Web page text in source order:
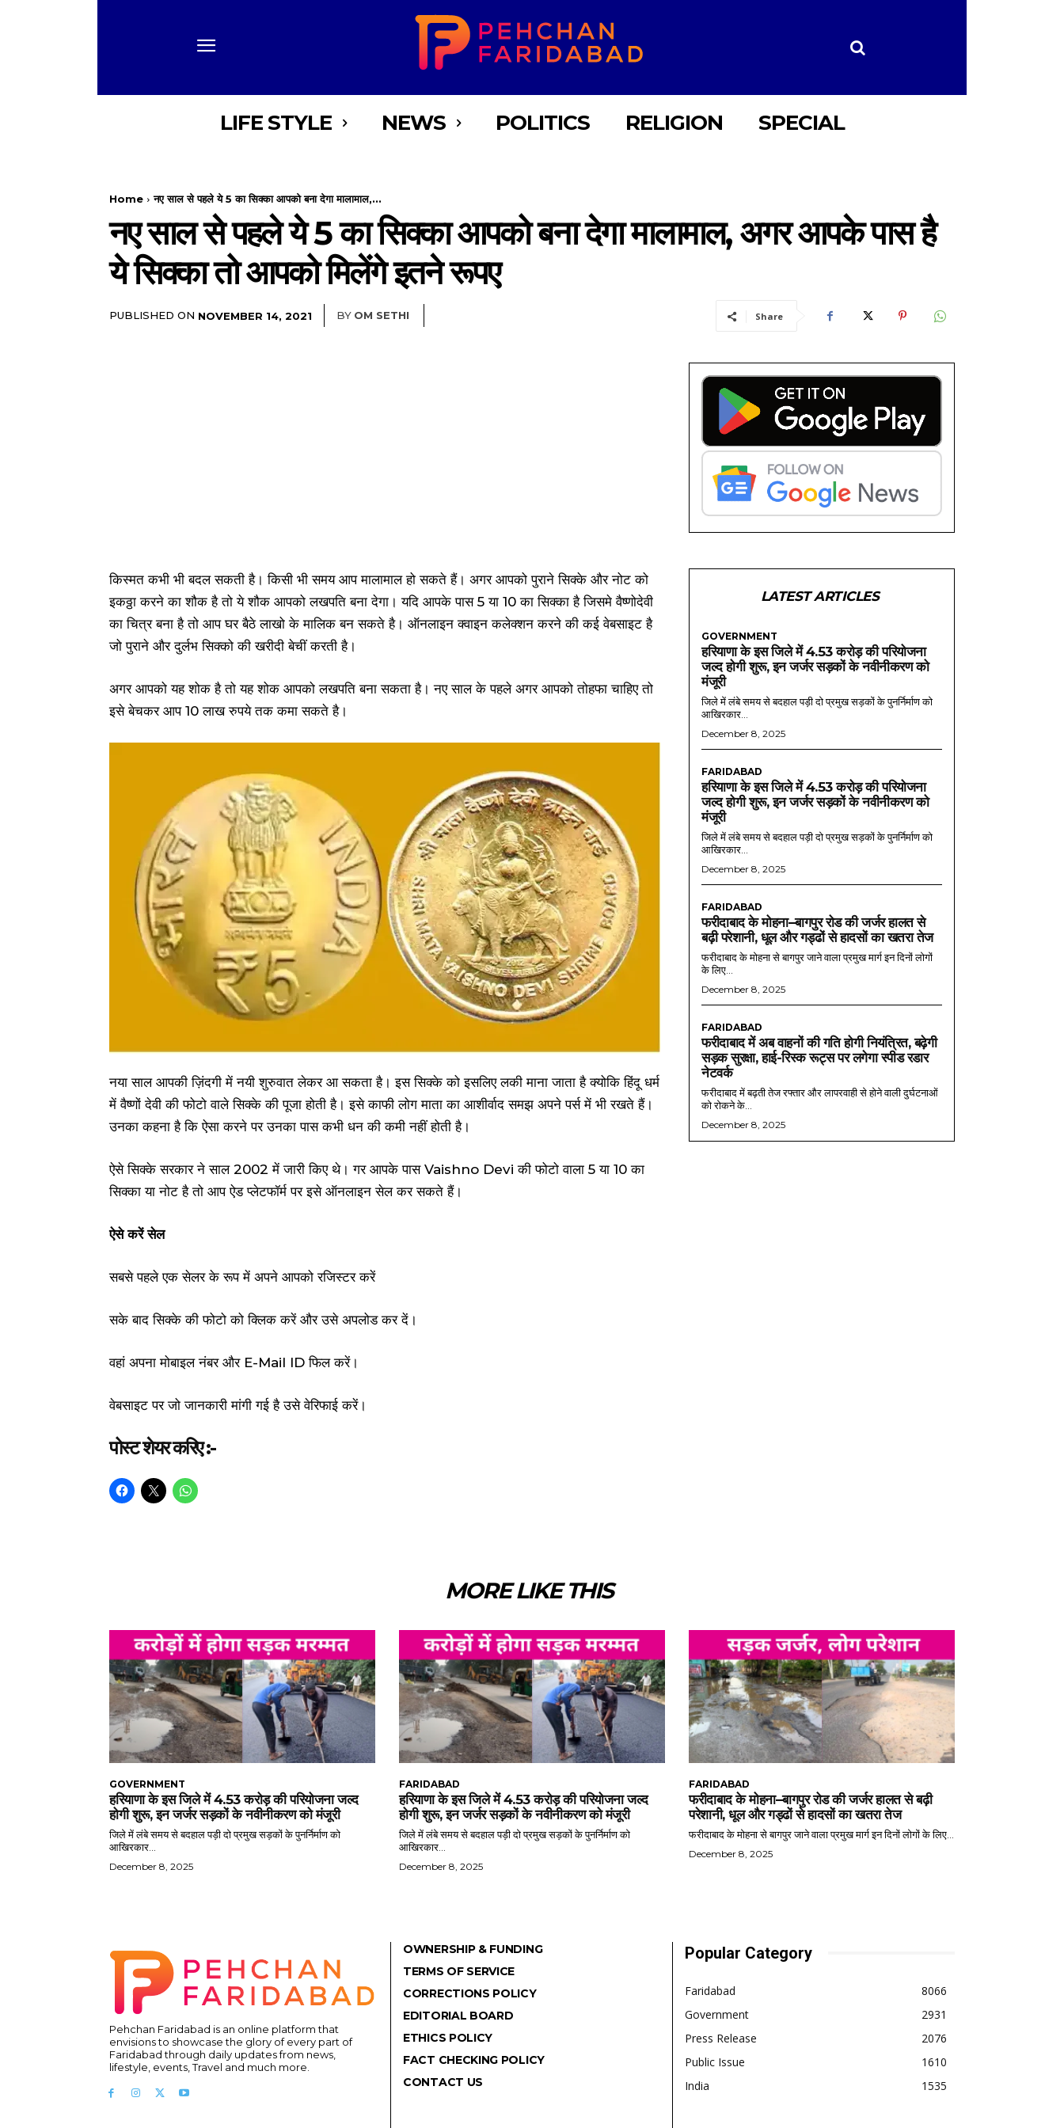
LIFE STYLE NEWS POLITICS RELIGION SPECIAL
Home नए साल से पहले ये 5 का सिक्का आपको बना देगा मालामाल,...
नए साल से पहले ये 5 का सिक्का आपको बना देगा मालामाल, अगर आपके पास है
ये सिक्का तो आपको मिलेंगे इतने रूपए
PUBLISHED ON NOVEMBER 14, 2021 BY OM SETHI Share
किस्मत कभी भी बदल सकती है। किसी भी समय आप मालामाल हो सकते हैं। अगर आपको पुराने सिक्के और नोट को
इकठ्ठा करने का शौक है तो ये शौक आपको लखपति बना देगा। यदि आपके पास 5 या 10 का सिक्का है जिसमे वैष्णोदेवी
का चित्र बना है तो आप घर बैठे लाखो के मालिक बन सकते है। ऑनलाइन क्वाइन कलेक्शन करने की कई वेबसाइट है
जो पुराने और दुर्लभ सिक्को की खरीदी बेचीं करती है।
अगर आपको यह शोक है तो यह शोक आपको लखपति बना सकता है। नए साल के पहले अगर आपको तोहफा चाहिए तो
इसे बेचकर आप 10 लाख रुपये तक कमा सकते है।
नया साल आपकी ज़िंदगी में नयी शुरुवात लेकर आ सकता है। इस सिक्के को इसलिए लकी माना जाता है क्योकि हिंदू धर्म
में वैष्णों देवी की फोटो वाले सिक्के की पूजा होती है। इसे काफी लोग माता का आशीर्वाद समझ अपने पर्स में भी रखते हैं।
उनका कहना है कि ऐसा करने पर उनका पास कभी धन की कमी नहीं होती है।
ऐसे सिक्के सरकार ने साल 2002 में जारी किए थे। गर आपके पास Vaishno Devi की फोटो वाला 5 या 10 का
सिक्का या नोट है तो आप ऐड प्लेटफॉर्म पर इसे ऑनलाइन सेल कर सकते हैं।
ऐसे करें सेल
सबसे पहले एक सेलर के रूप में अपने आपको रजिस्टर करें
सके बाद सिक्के की फोटो को क्लिक करें और उसे अपलोड कर दें।
वहां अपना मोबाइल नंबर और E-Mail ID फिल करें।
वेबसाइट पर जो जानकारी मांगी गई है उसे वेरिफाई करें।
पोस्ट शेयर करिए :-
LATEST ARTICLES
GOVERNMENT
हरियाणा के इस जिले में 4.53 करोड़ की परियोजना
जल्द होगी शुरू, इन जर्जर सड़कों के नवीनीकरण को
मंजूरी
जिले में लंबे समय से बदहाल पड़ी दो प्रमुख सड़कों के पुनर्निर्माण को
आखिरकार...
December 8, 2025
FARIDABAD
हरियाणा के इस जिले में 4.53 करोड़ की परियोजना
जल्द होगी शुरू, इन जर्जर सड़कों के नवीनीकरण को
मंजूरी
जिले में लंबे समय से बदहाल पड़ी दो प्रमुख सड़कों के पुनर्निर्माण को
आखिरकार...
December 8, 2025
FARIDABAD
फरीदाबाद के मोहना–बागपुर रोड की जर्जर हालत से
बढ़ी परेशानी, धूल और गड्ढों से हादसों का खतरा तेज
फरीदाबाद के मोहना से बागपुर जाने वाला प्रमुख मार्ग इन दिनों लोगों
के लिए...
December 8, 2025
FARIDABAD
फरीदाबाद में अब वाहनों की गति होगी नियंत्रित, बढ़ेगी
सड़क सुरक्षा, हाई-रिस्क रूट्स पर लगेगा स्पीड रडार
नेटवर्क
फरीदाबाद में बढ़ती तेज रफ्तार और लापरवाही से होने वाली दुर्घटनाओं
को रोकने के...
December 8, 2025
MORE LIKE THIS
GOVERNMENT
हरियाणा के इस जिले में 4.53 करोड़ की परियोजना जल्द
होगी शुरू, इन जर्जर सड़कों के नवीनीकरण को मंजूरी
जिले में लंबे समय से बदहाल पड़ी दो प्रमुख सड़कों के पुनर्निर्माण को
आखिरकार...
December 8, 2025
FARIDABAD
हरियाणा के इस जिले में 4.53 करोड़ की परियोजना जल्द
होगी शुरू, इन जर्जर सड़कों के नवीनीकरण को मंजूरी
जिले में लंबे समय से बदहाल पड़ी दो प्रमुख सड़कों के पुनर्निर्माण को
आखिरकार...
December 8, 2025
FARIDABAD
फरीदाबाद के मोहना–बागपुर रोड की जर्जर हालत से बढ़ी
परेशानी, धूल और गड्ढों से हादसों का खतरा तेज
फरीदाबाद के मोहना से बागपुर जाने वाला प्रमुख मार्ग इन दिनों लोगों के लिए...
December 8, 2025
Pehchan Faridabad is an online platform that
envisions to showcase the glory of every part of
Faridabad through daily updates from news,
lifestyle, events, Travel and much more.
OWNERSHIP & FUNDING
TERMS OF SERVICE
CORRECTIONS POLICY
EDITORIAL BOARD
ETHICS POLICY
FACT CHECKING POLICY
CONTACT US
Popular Category
Faridabad
8066
Government
2931
Press Release
2076
Public Issue
1610
India
1535